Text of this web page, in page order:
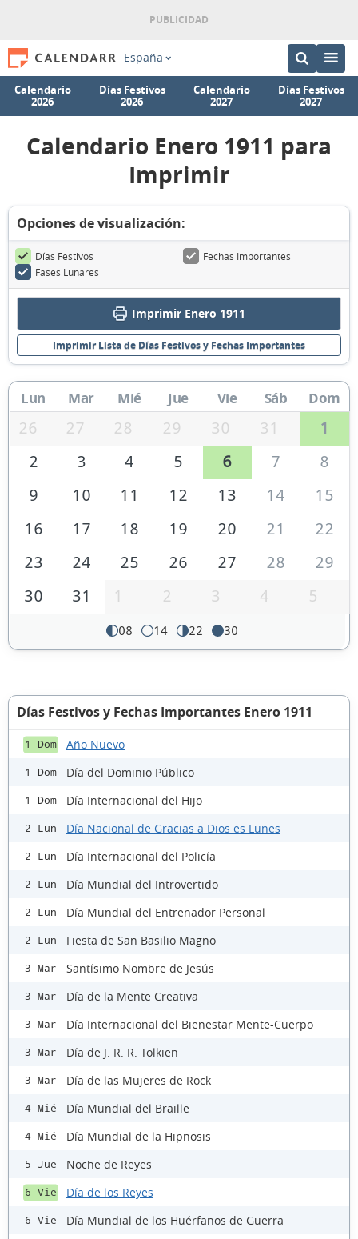
España
Calendario
2026
Días Festivos
2026
Calendario
2027
Días Festivos
2027
Calendario Enero 1911 para
Imprimir
Opciones de visualización:
Días Festivos
Fechas Importantes
Fases Lunares
Imprimir Enero 1911
Imprimir Lista de Días Festivos y Fechas Importantes
Lun Mar Mié Jue Vie Sáb Dom
26 27 28 29 30 31
1
2
3 4 5 6 7
8
9
10 11 12 13 14
15
16
17 18 19 20 21
22
23
24 25 26 27 28
29
30
31 1 2 3 4 5
08 14 22 30
Días Festivos y Fechas Importantes Enero 1911
1 Dom Año Nuevo
1 Dom Día del Dominio Público
1 Dom Día Internacional del Hijo
2 Lun Día Nacional de Gracias a Dios es Lunes
2 Lun Día Internacional del Policía
2 Lun Día Mundial del Introvertido
2 Lun Día Mundial del Entrenador Personal
2 Lun Fiesta de San Basilio Magno
3 Mar Santísimo Nombre de Jesús
3 Mar Día de la Mente Creativa
3 Mar Día Internacional del Bienestar Mente-Cuerpo
3 Mar Día de J. R. R. Tolkien
3 Mar Día de las Mujeres de Rock
4 Mié Día Mundial del Braille
4 Mié Día Mundial de la Hipnosis
5 Jue Noche de Reyes
6 Vie Día de los Reyes
6 Vie Día Mundial de los Huérfanos de Guerra